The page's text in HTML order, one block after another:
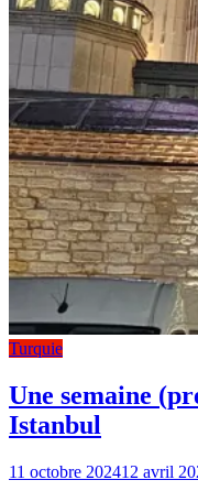
Turquie
Une semaine
Istanbul
11 octobre 202412 avril